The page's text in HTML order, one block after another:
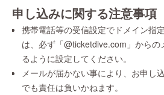
申し込みに関する注意事項
携帯電話等の受信設定でドメイン指
は、必ず「@ticketdive.com」からの
るように設定してください。
メールが届かない事により、お申し
でも責任は負いかねます。